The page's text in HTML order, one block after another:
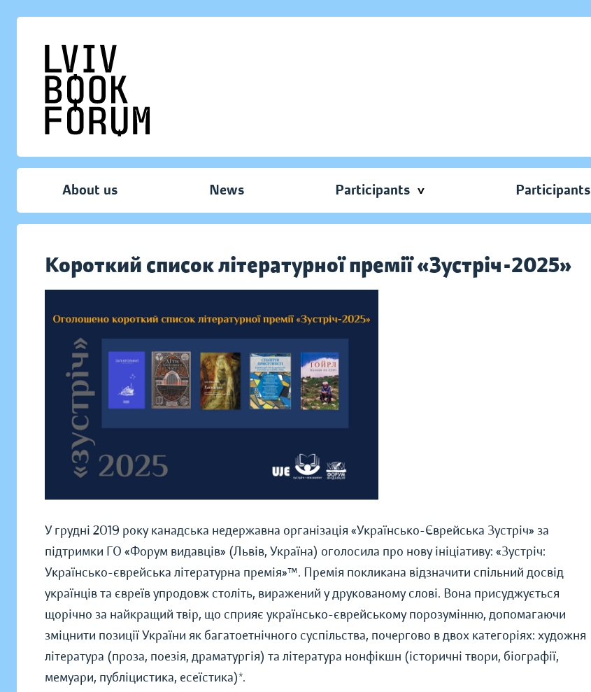
About us News Participants Participants
Короткий список літературної премії «Зустріч-2025»
У грудні 2019 року канадська недержавна організація «Українсько-Єврейська Зустріч» за
підтримки ГО «Форум видавців» (Львів, Україна) оголосила про нову ініціативу: «Зустріч:
Українсько-єврейська літературна премія»™. Премія покликана відзначити спільний досвід
українців та євреїв упродовж століть, виражений у друкованому слові. Вона присуджується
щорічно за найкращий твір, що сприяє українсько-єврейському порозумінню, допомагаючи
зміцнити позиції України як багатоетнічного суспільства, почергово в двох категоріях: художня
література (проза, поезія, драматургія) та література нонфікшн (історичні твори, біографії,
мемуари, публіцистика, есеїстика)*.